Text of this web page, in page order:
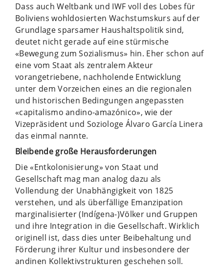
Dass auch Weltbank und IWF voll des Lobes für
Boliviens wohldosierten Wachstumskurs auf der
Grundlage sparsamer Haushaltspolitik sind,
deutet nicht gerade auf eine stürmische
«Bewegung zum Sozialismus» hin. Eher schon auf
eine vom Staat als zentralem Akteur
vorangetriebene, nachholende Entwicklung
unter dem Vorzeichen eines an die regionalen
und historischen Bedingungen angepassten
«capitalismo andino-amazónico», wie der
Vizepräsident und Soziologe Álvaro García Linera
das einmal nannte.
Bleibende große Herausforderungen
Die «Entkolonisierung» von Staat und
Gesellschaft mag man analog dazu als
Vollendung der Unabhängigkeit von 1825
verstehen, und als überfällige Emanzipation
marginalisierter (Indígena-)Völker und Gruppen
und ihre Integration in die Gesellschaft. Wirklich
originell ist, dass dies unter Beibehaltung und
Förderung ihrer Kultur und insbesondere der
andinen Kollektivstrukturen geschehen soll.